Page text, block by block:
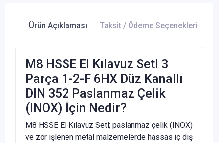
Ürün Açıklaması Taksit / Ödeme Seçenekleri
M8 HSSE El Kılavuz Seti 3
Parça 1-2-F 6HX Düz Kanallı
DIN 352 Paslanmaz Çelik
(INOX) İçin Nedir?
M8 HSSE El Kılavuz Seti; paslanmaz çelik (INOX)
ve zor işlenen metal malzemelerde hassas iç diş